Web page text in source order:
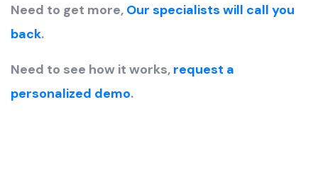
Need to get more, Our specialists will call you
back.
Need to see how it works, request a
personalized demo.